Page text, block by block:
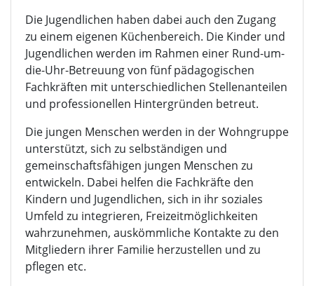
Die Jugendlichen haben dabei auch den Zugang
zu einem eigenen Küchenbereich. Die Kinder und
Jugendlichen werden im Rahmen einer Rund-um-
die-Uhr-Betreuung von fünf pädagogischen
Fachkräften mit unterschiedlichen Stellenanteilen
und professionellen Hintergründen betreut.
Die jungen Menschen werden in der Wohngruppe
unterstützt, sich zu selbständigen und
gemeinschaftsfähigen jungen Menschen zu
entwickeln. Dabei helfen die Fachkräfte den
Kindern und Jugendlichen, sich in ihr soziales
Umfeld zu integrieren, Freizeitmöglichkeiten
wahrzunehmen, auskömmliche Kontakte zu den
Mitgliedern ihrer Familie herzustellen und zu
pflegen etc.